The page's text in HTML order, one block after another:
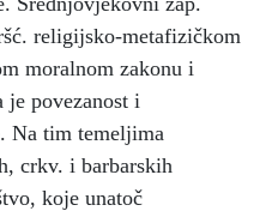
religijsko-metafizičkom
moralnom zakonu i
je povezanost i
Na tim temeljima
crkv. i barbarskih
koje unatoč